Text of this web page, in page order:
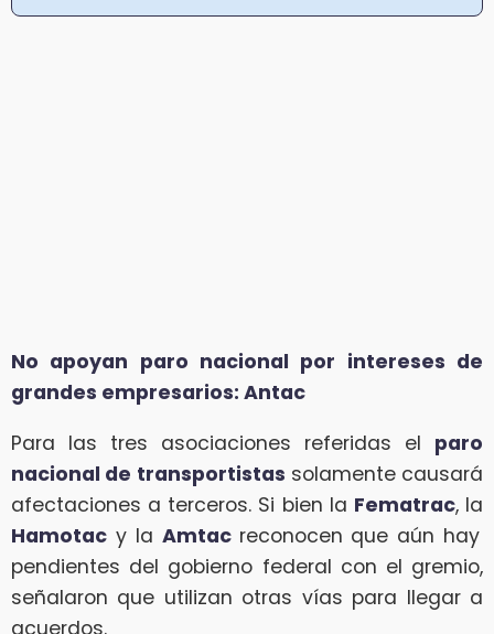
No apoyan paro nacional por intereses de
grandes empresarios: Antac
Para las tres asociaciones referidas el paro
nacional de transportistas solamente causará
afectaciones a terceros. Si bien la Fematrac, la
Hamotac y la Amtac reconocen que aún hay
pendientes del gobierno federal con el gremio,
señalaron que utilizan otras vías para llegar a
acuerdos.